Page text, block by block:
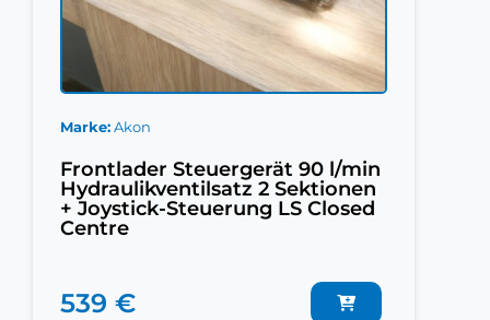
Marke Akon
Frontlader Steuergerät 90 l/min
Hydraulikventilsatz 2 Sektionen
+ Joystick-Steuerung LS Closed
Centre
539 €